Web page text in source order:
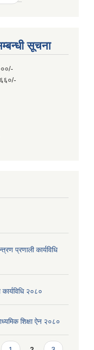
सूचना
प्रणाली कार्यविधि
२०८०
शिक्षा ऐन २०८०